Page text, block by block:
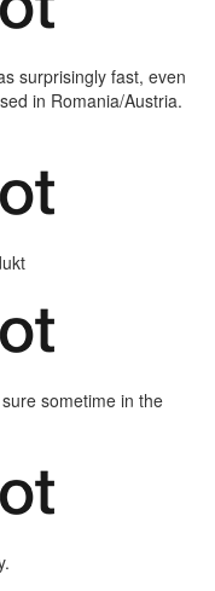
surprisingly fast, even
in Romania/Austria.
sometime in the